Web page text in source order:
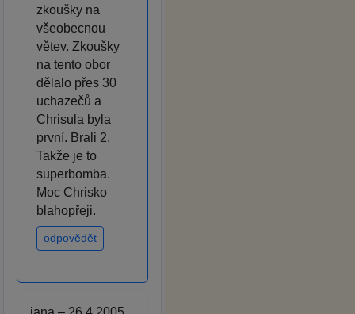
zkoušky na
všeobecnou
větev. Zkoušky
na tento obor
dělalo přes 30
uchazečů a
Chrisula byla
první. Brali 2.
Takže je to
superbomba.
Moc Chrisko
blahopřeji.
odpovědět